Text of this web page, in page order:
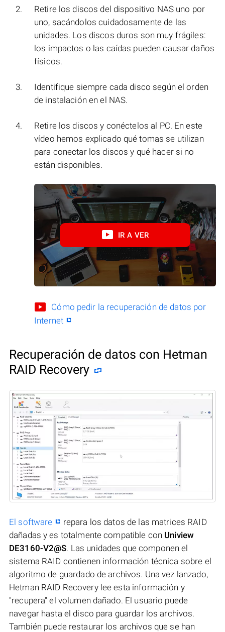
Retire los discos del dispositivo NAS uno por
uno, sacándolos cuidadosamente de las
unidades. Los discos duros son muy frágiles:
los impactos o las caídas pueden causar daños
físicos.
Identifique siempre cada disco según el orden
de instalación en el NAS.
Retire los discos y conéctelos al PC. En este
vídeo hemos explicado qué tomas se utilizan
para conectar los discos y qué hacer si no
están disponibles.
IR A VER
Cómo pedir la recuperación de datos por
Internet
Recuperación de datos con Hetman
RAID Recovery
El software
repara los datos de las matrices RAID
dañadas y es totalmente compatible con Uniview
DE3160-V2@S. Las unidades que componen el
sistema RAID contienen información técnica sobre el
algoritmo de guardado de archivos. Una vez lanzado,
Hetman RAID Recovery lee esta información y
"recupera" el volumen dañado. El usuario puede
navegar hasta el disco para guardar los archivos.
También puede restaurar los archivos que se han